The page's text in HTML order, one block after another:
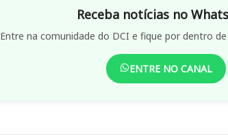
Receba notícias no
Entre na comunidade do DCI e fique por dentro
ENTRE NO CANAL